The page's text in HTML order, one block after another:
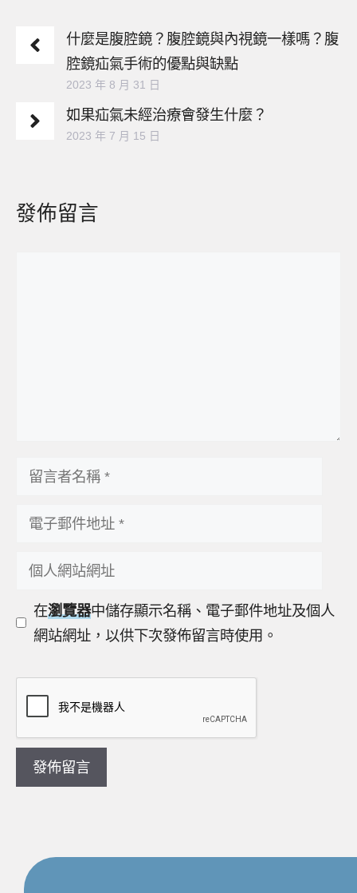
什麼是腹腔鏡？腹腔鏡與內視鏡一樣嗎？腹
腔鏡疝氣手術的優點與缺點
2023 年 8 月 31 日
如果疝氣未經治療會發生什麼？
2023 年 7 月 15 日
發佈留言
稱
郵
地 在瀏覽器中儲存顯示名稱、電子郵件地址及個人
網站網址，以供下次發佈留言時使用。